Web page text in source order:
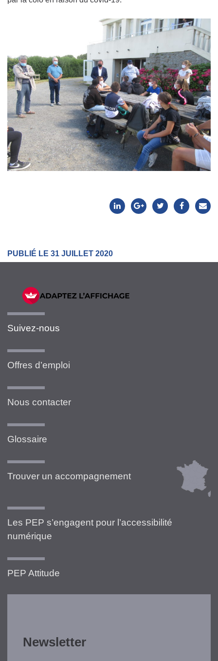
PUBLIÉ LE 31 JUILLET 2020
Suivez-nous
Offres d’emploi
Nous contacter
Glossaire
Trouver un accompagnement
Les PEP s’engagent pour l’accessibilité
numérique
PEP Attitude
Newsletter